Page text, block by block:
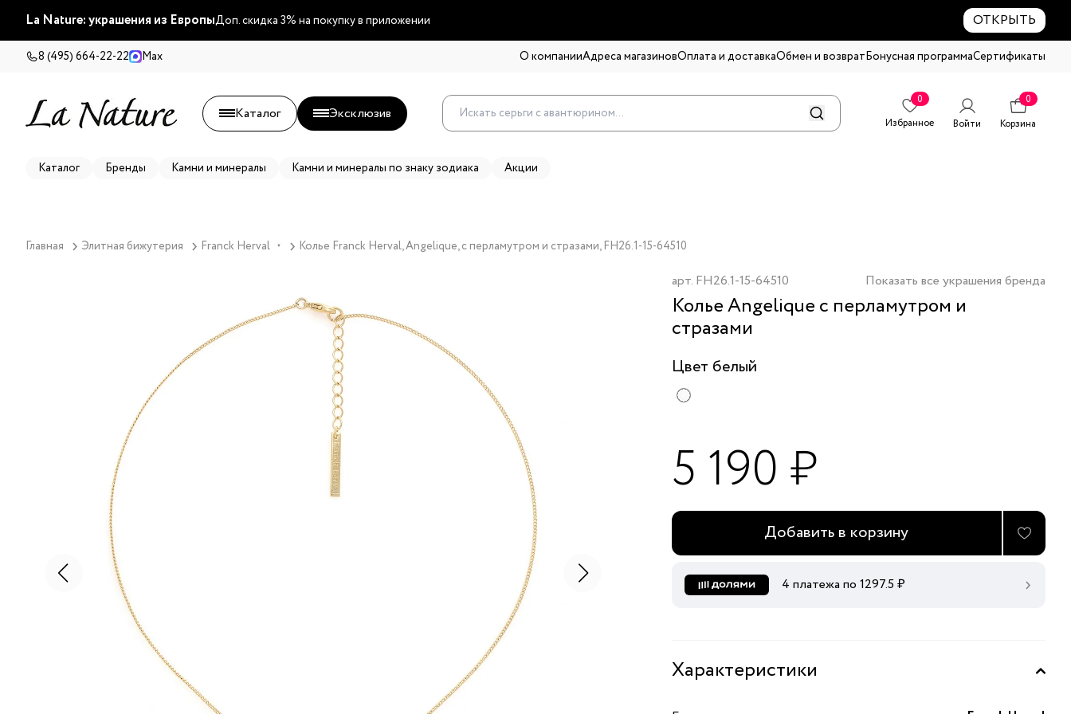
La Nature: украшения из ЕвропыДоп. скидка 3% на покупку в приложении ОТКРЫТЬ
8 (495) 664-22-22 Max О компанииАдреса магазиновОплата и доставкаОбмен и возвратБонусная программаСертификаты
Каталог Эксклюзив
0
Избранное
Войти
0
Корзина
Каталог Бренды Камни и минералы Камни и минералы по знаку зодиака Акции
Главная Элитная бижутерия Franck Herval ▼ Колье Franck Herval, Angelique, с перламутром и стразами, FH26.1-15-64510
арт. FH26.1-15-64510 Показать все украшения бренда
Колье Angelique с перламутром и
стразами
Цвет белый
5 190 ₽
Добавить в корзину
4 платежа по 1297.5 ₽
Характеристики